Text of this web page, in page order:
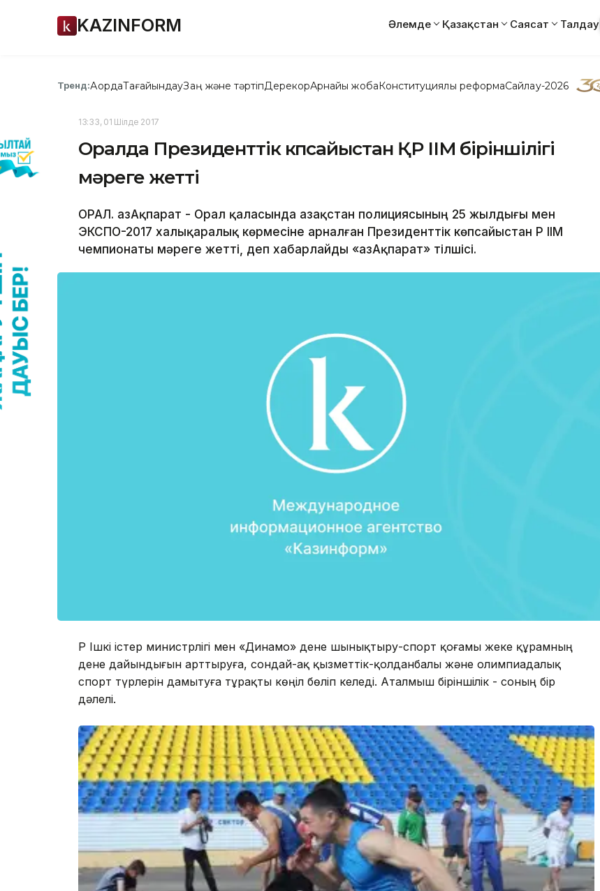
KAZINFORM Әлемде Қазақстан Саясат Талдау
Тренд:АқордаТағайындауЗаң және тәртіпДерекқорАрнайы жобаКонституциялық реформаСайлау-2026
13:33, 01 Шілде 2017
Оралда Президенттік көпсайыстан ҚР ІІМ біріншілігі
мәреге жетті
ОРАЛ. ҚазАқпарат - Орал қаласында Қазақстан полициясының 25 жылдығы мен
ЭКСПО-2017 халықаралық көрмесіне арналған Президенттік көпсайыстан ҚР ІІМ
чемпионаты мәреге жетті, деп хабарлайды «ҚазАқпарат» тілшісі.
ҚР Ішкі істер министрлігі мен «Динамо» дене шынықтыру-спорт қоғамы жеке құрамның
дене дайындығын арттыруға, сондай-ақ қызметтік-қолданбалы және олимпиадалық
спорт түрлерін дамытуға тұрақты көңіл бөліп келеді. Аталмыш біріншілік - соның бір
дәлелі.